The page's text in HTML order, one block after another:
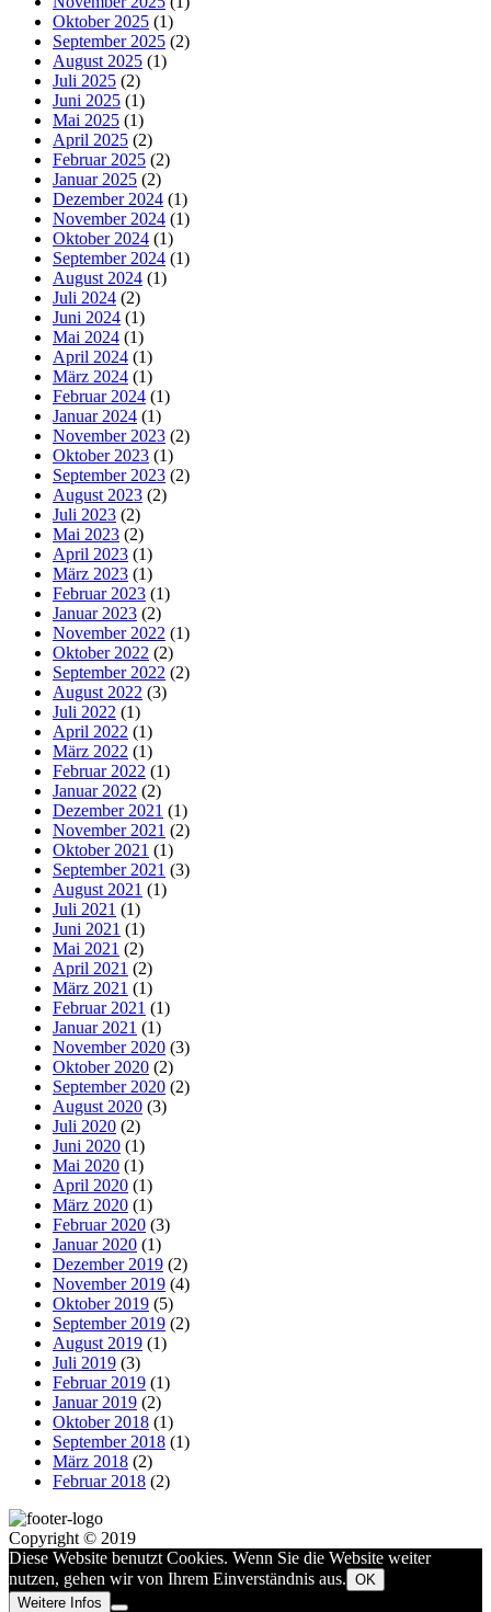
Oktober 2025 (1)
September 2025 (2)
August 2025 (1)
Juli 2025 (2)
Juni 2025 (1)
Mai 2025 (1)
April 2025 (2)
Februar 2025 (2)
Januar 2025 (2)
Dezember 2024 (1)
November 2024 (1)
Oktober 2024 (1)
September 2024 (1)
August 2024 (1)
Juli 2024 (2)
Juni 2024 (1)
Mai 2024 (1)
April 2024 (1)
März 2024 (1)
Februar 2024 (1)
Januar 2024 (1)
November 2023 (2)
Oktober 2023 (1)
September 2023 (2)
August 2023 (2)
Juli 2023 (2)
Mai 2023 (2)
April 2023 (1)
März 2023 (1)
Februar 2023 (1)
Januar 2023 (2)
November 2022 (1)
Oktober 2022 (2)
September 2022 (2)
August 2022 (3)
Juli 2022 (1)
April 2022 (1)
März 2022 (1)
Februar 2022 (1)
Januar 2022 (2)
Dezember 2021 (1)
November 2021 (2)
Oktober 2021 (1)
September 2021 (3)
August 2021 (1)
Juli 2021 (1)
Juni 2021 (1)
Mai 2021 (2)
April 2021 (2)
März 2021 (1)
Februar 2021 (1)
Januar 2021 (1)
November 2020 (3)
Oktober 2020 (2)
September 2020 (2)
August 2020 (3)
Juli 2020 (2)
Juni 2020 (1)
Mai 2020 (1)
April 2020 (1)
März 2020 (1)
Februar 2020 (3)
Januar 2020 (1)
Dezember 2019 (2)
November 2019 (4)
Oktober 2019 (5)
September 2019 (2)
August 2019 (1)
Juli 2019 (3)
Februar 2019 (1)
Januar 2019 (2)
Oktober 2018 (1)
September 2018 (1)
März 2018 (2)
Februar 2018 (2)
Copyright © 2019
Diese Website benutzt Cookies. Wenn Sie die Website weiter
nutzen, gehen wir von Ihrem Einverständnis aus. OK
Weitere Infos